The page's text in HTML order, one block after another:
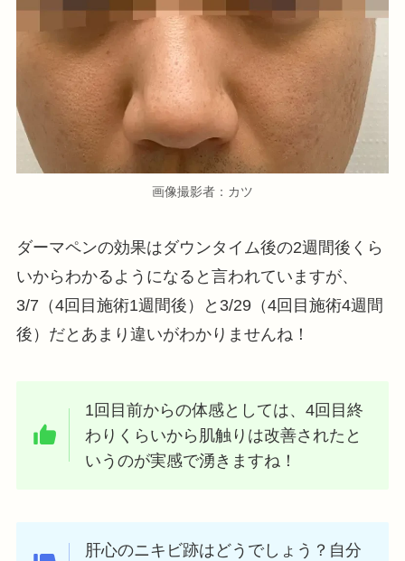
画像撮影者：カツ
ダーマペンの効果はダウンタイム後の2週間後くら
いからわかるようになると言われていますが、
3/7（4回目施術1週間後）と3/29（4回目施術4週間
後）だとあまり違いがわかりませんね！
1回目前からの体感としては、4回目終
わりくらいから肌触りは改善されたと
いうのが実感で湧きますね！
肝心のニキビ跡はどうでしょう？自分